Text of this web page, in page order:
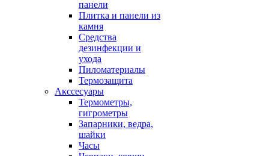
панели
Плитка и панели из
камня
Средства
дезинфекции и
ухода
Пиломатериалы
Термозащита
Аксcесуары
Термометры,
гигрометры
Запарники, ведра,
шайки
Часы